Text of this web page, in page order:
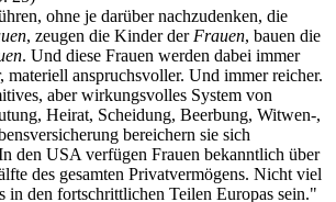
ohne je darüber nachzudenken, die
, zeugen die Kinder der Frauen, bauen die
. Und diese Frauen werden dabei immer
materiell anspruchsvoller. Und immer reicher.
aber wirkungsvolles System von
Heirat, Scheidung, Beerbung, Witwen-,
bereichern sie sich
den USA verfügen Frauen bekanntlich über
des gesamten Privat­vermögens. Nicht viel
in den fortschrittlichen Teilen Europas sein."